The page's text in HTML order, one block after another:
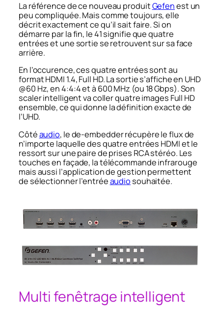
La référence de ce nouveau produitGefenest un
peu compliquée. Mais comme toujours, elle
décrit exactement ce qu’il sait faire. Si on
démarre par la fin, le41signifie que quatre
entrées et une sortie se retrouvent sur sa face
arrière.
En l’occurence, ces quatre entrées sont au
format HDMI 1.4, Full HD. La sortie s’affiche en UHD
@60 Hz, en 4:4:4 et à 600 MHz (ou 18 Gbps). Son
scaler intelligent va coller quatre images Full HD
ensemble, ce qui donne la définition exacte de
l’UHD.
Côtéaudio, le de-embedder récupère le flux de
n’importe laquelle des quatre entrées HDMI et le
ressort sur une paire de prises RCA stéréo. Les
touches en façade, la télécommande infrarouge
mais aussi l’application de gestion permettent
de sélectionner l’entréeaudio souhaitée.
Multi fenêtrage intelligent